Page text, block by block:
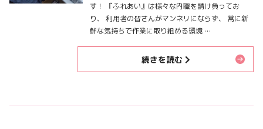
す！ 『ふれあい』は様々な内職を請け負ってお
り、 利用者の皆さんがマンネリにならず、 常に新
鮮な気持ちで作業に取り組める環境 …
続きを読む